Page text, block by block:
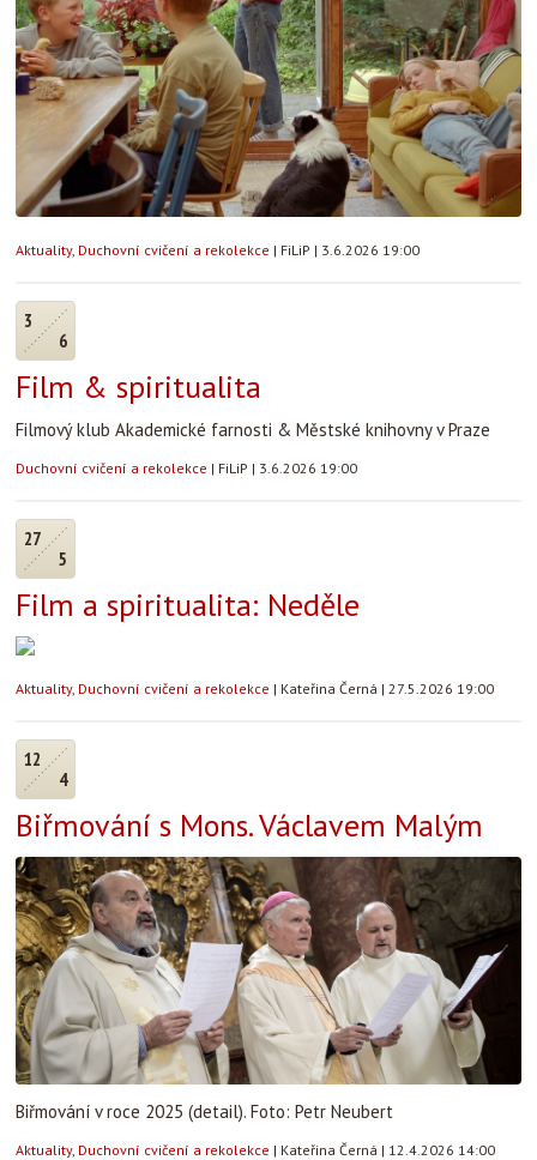
Aktuality, Duchovní cvičení a rekolekce | FiLiP | 3.6.2026 19:00
3
6
Film & spiritualita
Filmový klub Akademické farnosti & Městské knihovny v Praze
Duchovní cvičení a rekolekce | FiLiP | 3.6.2026 19:00
27
5
Film a spiritualita: Neděle
Aktuality, Duchovní cvičení a rekolekce | Kateřina Černá | 27.5.2026 19:00
12
4
Biřmování s Mons. Václavem Malým
Biřmování v roce 2025 (detail). Foto: Petr Neubert
Aktuality, Duchovní cvičení a rekolekce | Kateřina Černá | 12.4.2026 14:00